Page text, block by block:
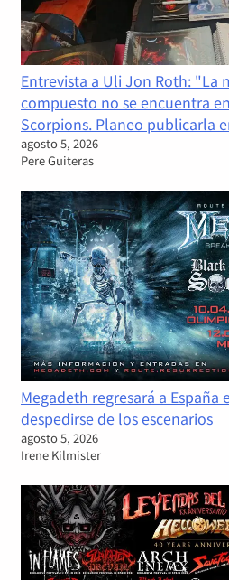
Entrevista a Uli Jon Roth: "La
compuesto no se encuentra
Scorpions. Planeo publicarla
agosto 5, 2026
Pere Guiteras
Megadeth regresará a España
despedirse de los escenarios
agosto 5, 2026
Irene Kilmister